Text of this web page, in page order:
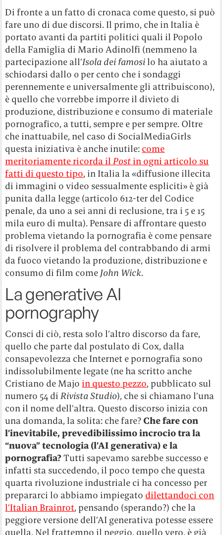
Di fronte a un fatto di cronaca come questo, si può
fare uno di due discorsi. Il primo, che in Italia è
portato avanti da partiti politici quali il Popolo
della Famiglia di Mario Adinolfi (nemmeno la
partecipazione all’Isola dei famosi lo ha aiutato a
schiodarsi dallo 0 per cento che i sondaggi
perennemente e universalmente gli attribuiscono),
è quello che vorrebbe imporre il divieto di
produzione, distribuzione e consumo di materiale
pornografico, a tutti, sempre e per sempre. Oltre
che inattuabile, nel caso di SocialMediaGirls
questa iniziativa è anche inutile: come
meritoriamente ricorda ilPost in ogni articolo su
fatti di questo tipo, in Italia la «diffusione illecita
di immagini o video sessualmente espliciti» è già
punita dalla legge (articolo 612-ter del Codice
penale, da uno a sei anni di reclusione, tra i 5 e 15
mila euro di multa). Pensare di affrontare questo
problema vietando la pornografia è come pensare
di risolvere il problema del contrabbando di armi
da fuoco vietando la produzione, distribuzione e
consumo di film come John Wick.
La generative AI
pornography
Consci di ciò, resta solo l’altro discorso da fare,
quello che parte dal postulato di Cox, dalla
consapevolezza che Internet e pornografia sono
indissolubilmente legate (ne ha scritto anche
Cristiano de Majo in questo pezzo, pubblicato sul
numero 54 diRivista Studio), che si chiamano l’una
con il nome dell’altra. Questo discorso inizia con
una domanda, la solita: che fare?Che fare con
l’inevitabile, prevedibilissimo incrocio tra la
“nuova” tecnologia (l’AI generativa) e la
pornografia?Tutti sapevamo sarebbe successo e
infatti sta succedendo, il poco tempo che questa
quarta rivoluzione industriale ci ha concesso per
prepararci lo abbiamo impiegato dilettandoci con
l’Italian Brainrot, pensando (sperando?) che la
peggiore versione dell’AI generativa potesse essere
quella. Nel frattempo il peggio, quello vero, è già